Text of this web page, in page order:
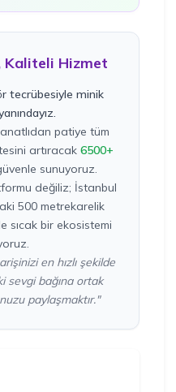
Kaliteli Hizmet
tecrübesiyle minik
patiye tüm
artıracak6500+
sunuyoruz.
değiliz; İstanbul
500 metrekarelik
sıcak bir ekosistemi
en hızlı şekilde
sevgi bağına ortak
paylaşmaktır."